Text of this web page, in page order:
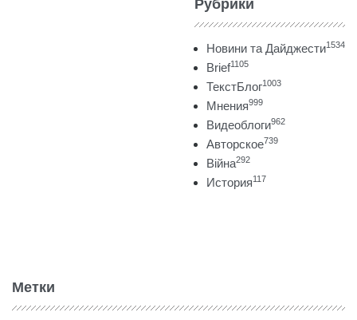
Рубрики
Новини та Дайджести1534
Brief1105
ТекстБлог1003
Мнения999
Видеоблоги962
Авторское739
Війна292
История117
Метки